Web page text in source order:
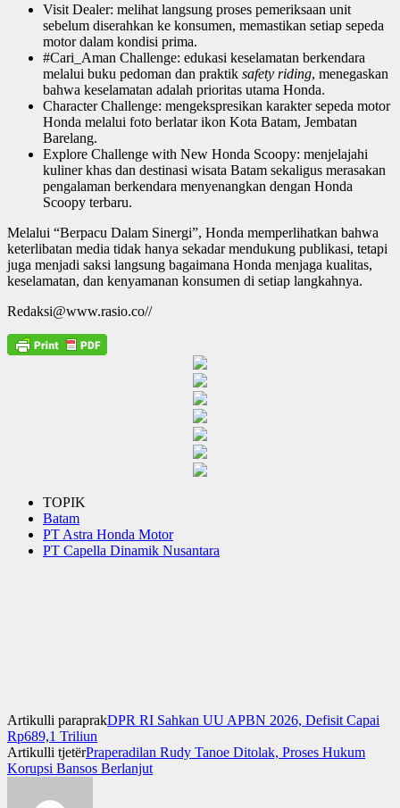
Visit Dealer: melihat langsung proses pemeriksaan unit
sebelum diserahkan ke konsumen, memastikan setiap sepeda
motor dalam kondisi prima.
#Cari_Aman Challenge: edukasi keselamatan berkendara
melalui buku pedoman dan praktik safety riding, menegaskan
bahwa keselamatan adalah prioritas utama Honda.
Character Challenge: mengekspresikan karakter sepeda motor
Honda melalui foto berlatar ikon Kota Batam, Jembatan
Barelang.
Explore Challenge with New Honda Scoopy: menjelajahi
kuliner khas dan destinasi wisata Batam sekaligus merasakan
pengalaman berkendara menyenangkan dengan Honda
Scoopy terbaru.
Melalui “Berpacu Dalam Sinergi”, Honda memperlihatkan bahwa
keterlibatan media tidak hanya sekadar mendukung publikasi, tetapi
juga menjadi saksi langsung bagaimana Honda menjaga kualitas,
keselamatan, dan kenyamanan konsumen di setiap langkahnya.
Redaksi@www.rasio.co//
TOPIK
Batam
PT Astra Honda Motor
PT Capella Dinamik Nusantara
Artikulli paraprakDPR RI Sahkan UU APBN 2026, Defisit Capai
Rp689,1 Triliun
Artikulli tjetërPraperadilan Rudy Tanoe Ditolak, Proses Hukum
Korupsi Bansos Berlanjut